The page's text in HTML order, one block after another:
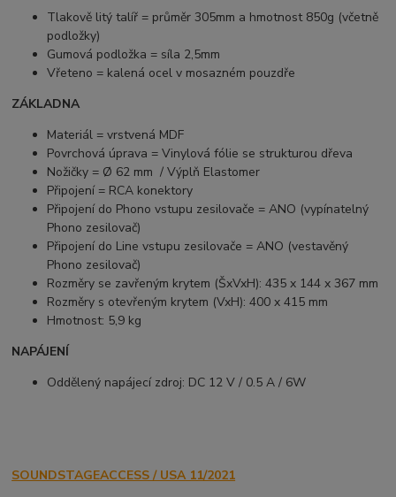
Tlakově litý talíř = průměr 305mm a hmotnost 850g (včetně
podložky)
Gumová podložka = síla 2,5mm
Vřeteno = kalená ocel v mosazném pouzdře
ZÁKLADNA
Materiál = vrstvená MDF
Povrchová úprava = Vinylová fólie se strukturou dřeva
Nožičky = Ø 62 mm / Výplň Elastomer
Připojení = RCA konektory
Připojení do Phono vstupu zesilovače = ANO (vypínatelný
Phono zesilovač)
Připojení do Line vstupu zesilovače = ANO (vestavěný
Phono zesilovač)
Rozměry se zavřeným krytem (ŠxVxH): 435 x 144 x 367 mm
Rozměry s otevřeným krytem (VxH): 400 x 415 mm
Hmotnost: 5,9 kg
NAPÁJENÍ
Oddělený napájecí zdroj: DC 12 V / 0.5 A / 6W
SOUNDSTAGEACCESS / USA 11/2021